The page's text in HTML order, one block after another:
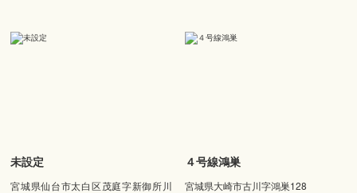
未設定
宮城県仙台市太白区茂庭字新御所川
４号線鴻巣
宮城県大崎市古川字鴻巣128